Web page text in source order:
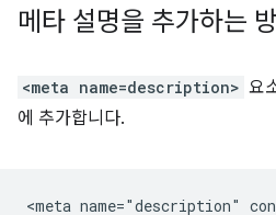
메타 설명을 추가하는
<meta name=description> 요
에 추가합니다.